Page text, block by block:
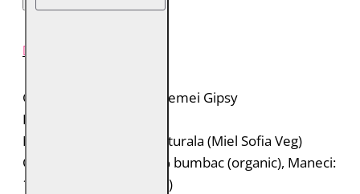
Geaca de piele pentru femei Gipsy
Brand: Gipsy
Material: 100% piele naturala (Miel Sofia Veg)
Captuseala: Corp: 100% bumbac (organic), Maneci:
100% poliester (reciclat)